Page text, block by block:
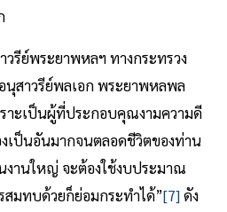
วรีย์พระยาพหลฯ ทางกระทรวง
นุสาวรีย์พลเอก พระยาพหลพล
าะเป็นผู้ที่ประกอบคุณงามความดี
เป็นอันมากจนตลอดชีวิตของท่าน
งานใหญ่ จะต้องใช้งบประมาณ
สมทบด้วยก็ย่อมกระทำได้”[7]ดัง